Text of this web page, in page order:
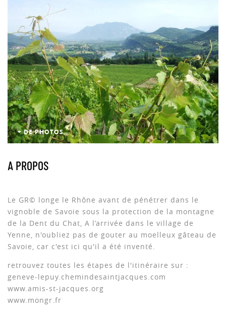
+ DE PHOTOS
A PROPOS
Le GR© longe le Rhône avant de pénétrer dans le
vignoble de Savoie sous la protection de la montagne
de la Dent du Chat, A l’arrivée dans le village de
Yenne, n'oubliez pas de gouter au moelleux gâteau de
Savoie, car c'est ici qu'il a été inventé.
retrouvez toutes les étapes de l'itinéraire sur :
geneve-lepuy.chemindesaintjacques.com
www.amis-st-jacques.org
www.mongr.fr